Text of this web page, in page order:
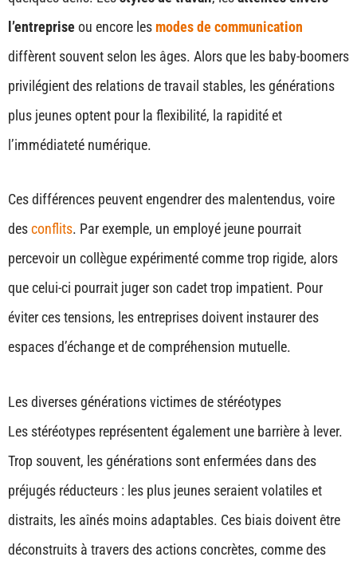
l’entreprise ou encore les modes de communication
diffèrent souvent selon les âges. Alors que les baby-boomers
privilégient des relations de travail stables, les générations
plus jeunes optent pour la flexibilité, la rapidité et
l’immédiateté numérique.
Ces différences peuvent engendrer des malentendus, voire
desconflits. Par exemple, un employé jeune pourrait
percevoir un collègue expérimenté comme trop rigide, alors
que celui-ci pourrait juger son cadet trop impatient. Pour
éviter ces tensions, les entreprises doivent instaurer des
espaces d’échange et de compréhension mutuelle.
Les diverses générations victimes de stéréotypes
Les stéréotypes représentent également une barrière à lever.
Trop souvent, les générations sont enfermées dans des
préjugés réducteurs : les plus jeunes seraient volatiles et
distraits, les aînés moins adaptables. Ces biais doivent être
déconstruits à travers des actions concrètes, comme des